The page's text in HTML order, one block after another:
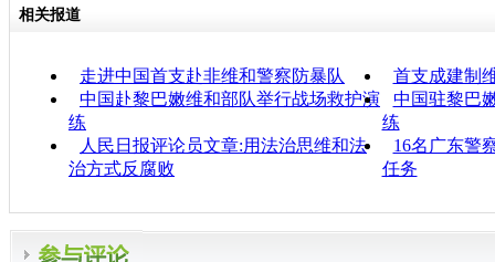
相关报道
走进中国首支赴非维和警察防暴队
首支成建制
中国赴黎巴嫩维和部队举行战场救护演
练
中国驻黎巴
练
人民日报评论员文章:用法治思维和法
治方式反腐败
16名广东警
任务